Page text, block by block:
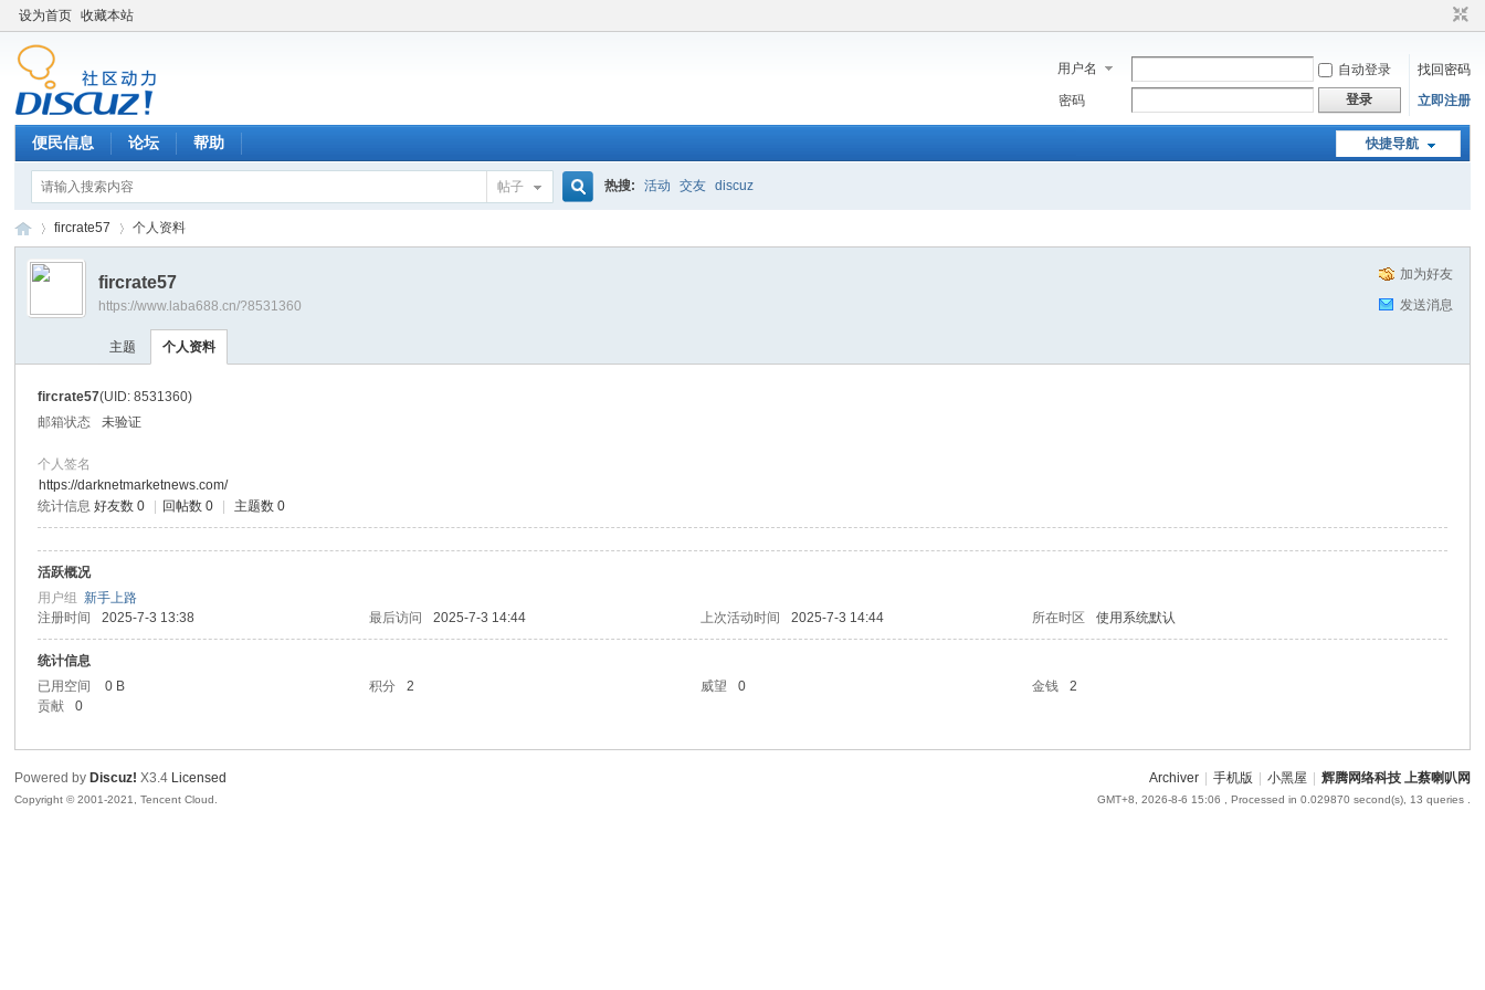
设为首页 收藏本站
用户名 自动登录
找回密码
密码
登录 立即注册
快捷导航
便民信息 论坛 帮助
帖子 热搜: 活动 交友 discuz
›
fircrate57 个人资料
加为好友
发送消息
fircrate57
https://www.laba688.cn/?8531360
主题 个人资料
fircrate57(UID: 8531360)
邮箱状态
未验证
个人签名
https://darknetmarketnews.com/
统计信息 好友数 0 回帖数 0 主题数 0
活跃概况
用户组新手上路
注册时间
2025-7-3 13:38 最后访问 2025-7-3 14:44 上次活动时间 2025-7-3 14:44 所在时区 使用系统默认
统计信息
已用空间
0 B 积分 2 威望 0 金钱
2
贡献
0
Archiver 手机版 小黑屋 辉腾网络科技 上蔡喇叭网
GMT+8, 2026-8-6 15:06 , Processed in 0.029870 second(s), 13 queries .
Powered by Discuz! X3.4 Licensed
Copyright © 2001-2021, Tencent Cloud.